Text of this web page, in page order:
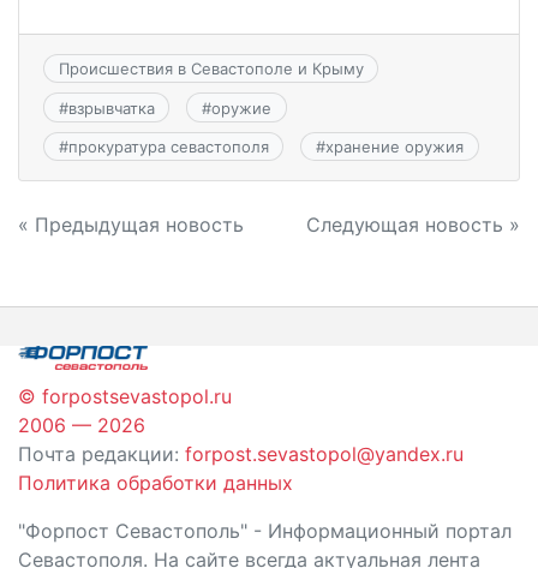
Происшествия в Севастополе и Крыму
#взрывчатка #оружие
#прокуратура севастополя #хранение оружия
Навигация
записям
« Предыдущая новость Следующая новость »
© forpostsevastopol.ru
2006 — 2026
Почта редакции: forpost.sevastopol@yandex.ru
Политика обработки данных
"Форпост Севастополь" - Информационный портал
Севастополя. На сайте всегда актуальная лента